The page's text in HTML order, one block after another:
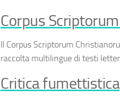
Corpus
Il Corpus Scriptorum
raccolta multilingue di testi
Critica fumettistica